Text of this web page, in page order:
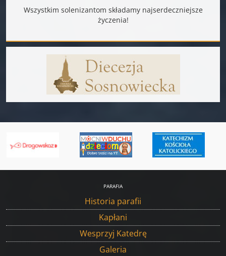
Wszystkim solenizantom składamy najserdeczniejsze
życzenia!
PARAFIA
Historia parafii
Kapłani
Wesprzyj Katedrę
Galeria